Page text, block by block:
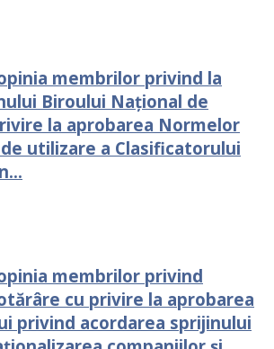
membrilor privind la
Biroului Național de
la aprobarea Normelor
utilizare a Clasificatorului
membrilor privind
cu privire la aprobarea
privind acordarea sprijinului